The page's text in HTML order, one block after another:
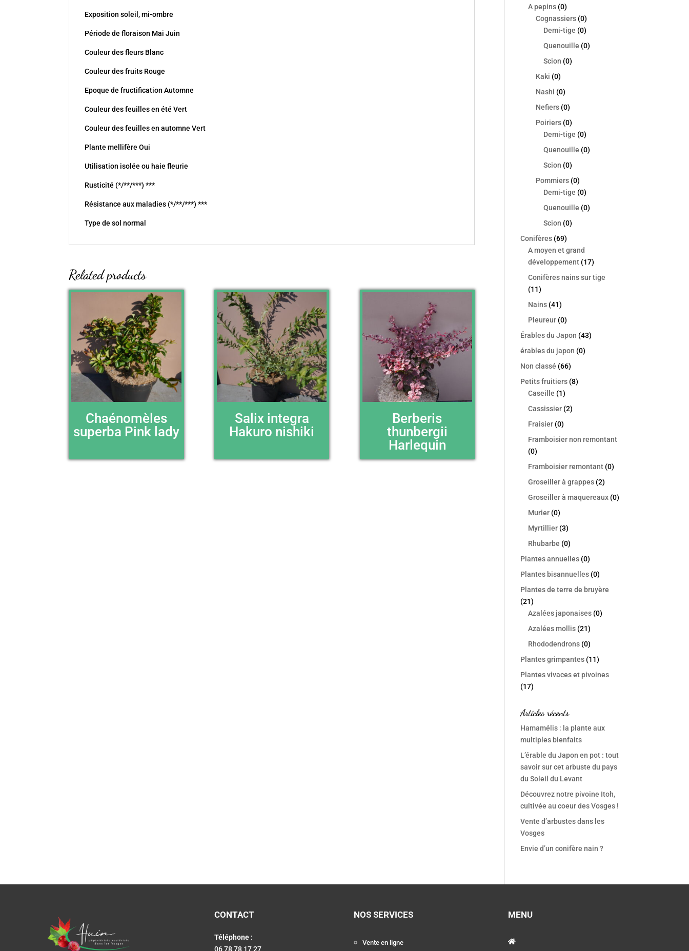
Exposition soleil, mi-ombre
Période de floraison Mai Juin
Couleur des fleurs Blanc
Couleur des fruits Rouge
Epoque de fructification Automne
Couleur des feuilles en été Vert
Couleur des feuilles en automne Vert
Plante mellifère Oui
Utilisation isolée ou haie fleurie
Rusticité (*/**/***) ***
Résistance aux maladies (*/**/***) ***
Type de sol normal
Related products
Chaénomèles
superba Pink lady
Salix integra
Hakuro nishiki
Berberis
thunbergii
Harlequin
A pepins(0)
Cognassiers(0)
Demi-tige (0)
Quenouille (0)
Scion (0)
Kaki (0)
Nashi (0)
Nefiers(0)
Poiriers(0)
Demi-tige (0)
Quenouille (0)
Scion (0)
Pommiers(0)
Demi-tige (0)
Quenouille (0)
Scion (0)
Conifères(69)
A moyen et grand
développement(17)
Conifères nains sur tige
(11)
Nains(41)
Pleureur(0)
Érables du Japon (43)
érables du japon (0)
Non classé (66)
Petits fruitiers(8)
Caseille (1)
Cassissier(2)
Fraisier(0)
Framboisier non remontant
(0)
Framboisier remontant(0)
Groseiller à grappes(2)
Groseiller à maquereaux(0)
Murier(0)
Myrtillier(3)
Rhubarbe (0)
Plantes annuelles(0)
Plantes bisannuelles(0)
Plantes de terre de bruyère
(21)
Azalées japonaises(0)
Azalées mollis(21)
Rhododendrons(0)
Plantes grimpantes(11)
Plantes vivaces et pivoines
(17)
Articles récents
Hamamélis : la plante aux
multiples bienfaits
L’érable du Japon en pot : tout
savoir sur cet arbuste du pays
du Soleil du Levant
Découvrez notre pivoine Itoh,
cultivée au coeur des Vosges !
Vente d’arbustes dans les
Vosges
Envie d’un conifère nain ?
CONTACT
Téléphone :
06 78 78 17 27
NOS SERVICES
Vente en ligne
MENU